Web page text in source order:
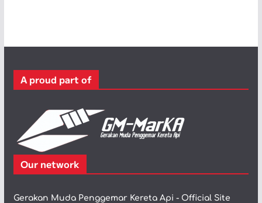
r
A proud part of
Our network
Gerakan Muda Penggemar Kereta Api - Official Site